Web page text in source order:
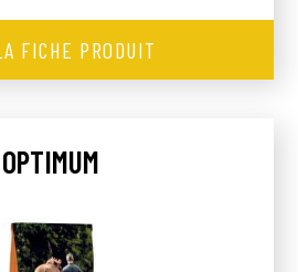
FICHE PRODUIT
OPTIMUM